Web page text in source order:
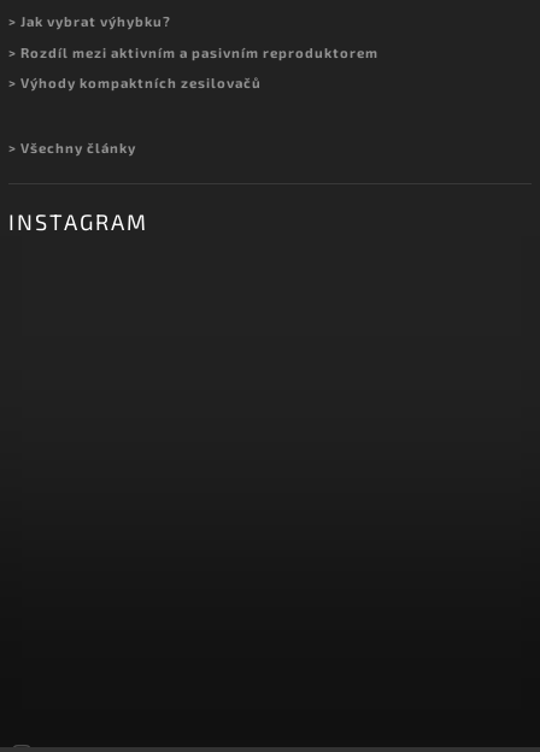
> Jak vybrat výhybku?
> Rozdíl mezi aktivním a pasivním reproduktorem
> Výhody kompaktních zesilovačů
> Všechny články
INSTAGRAM